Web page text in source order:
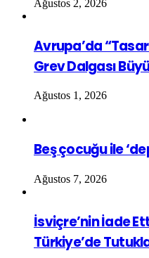
Ağustos 2, 2026
Avrupa’da
Grev Dalgası
Ağustos 1, 2026
Beş çocuğu ile
Ağustos 7, 2026
İsviçre’nin İade
Türkiye’de